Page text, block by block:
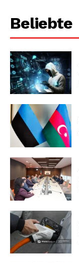
Beliebte